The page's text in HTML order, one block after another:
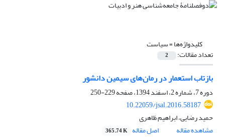
کلیدواژه‌ها =سیاست
تعداد مقالات: 2
بازتاب استعمار در رمان‌های سیمین دانشور
دوره 7، شماره 2، اسفند 1394، صفحه
229-250
10.22059/jsal.2016.58187
حمید رضایی، ابراهیم ظاهری
مشاهده مقاله
اصل مقاله 365.74 K